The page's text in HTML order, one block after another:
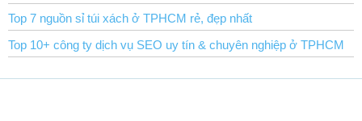
Top 7 nguồn sỉ túi xách ở TPHCM rẻ, đẹp nhất
Top 10+ công ty dịch vụ SEO uy tín & chuyên nghiệp ở TPHCM